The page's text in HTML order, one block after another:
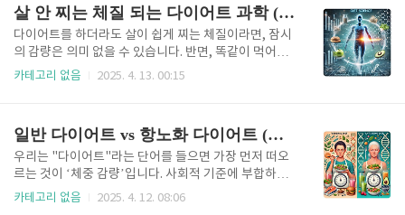
개선에 기여할 수 있는지는 명확하지 않습니다. 이 글에
서는 체질개선 보조제의 정의부터 성분 분석, 과학적 효
과, 복용 시 주의사항까지 깊이 있게 다뤄보겠습니다.보
조제의 종류와 주요 성분체질개선 보조제는 기능성 성
분이 함유된 건강기능식품으로, 대사 활성화, 지방 분해
며 소비자들을 유혹하지..
살 안 찌는 체질 되는 다이어트 과학 (핵심, 체질, 영향)
다이어트를 하더라도 살이 쉽게 찌는 체질이라면, 잠시
의 감량은 의미 없을 수 있습니다. 반면, 똑같이 먹어도
살이 잘 찌지 않는 사람들은 분명히 존재하죠. 이는 단
는 과학적으로 검증된 다이어트 방법들을 통해, 어떻게
하면 살이 잘 찌지 않는 체질로 변화할 수 있는지에 대
해 자세히 살펴보겠습니다.에너지 대사율이 핵심이다
체질 개선의 첫 번째 열쇠는 바로 에너지 대사율입니다.
우리 몸이 평상시에도 얼마나 많은 칼로리를 소비하는
카테고리 없음 2025. 4. 13. 00:15
일반 다이어트 vs 항노화 다이어트 (목표, 구성, 지속 가능성)
우리는 "다이어트"라는 단어를 들으면 가장 먼저 떠오
르는 것이 ‘체중 감량’입니다. 사회적 기준에 부합하는
몸매, 자신감을 위한 외모 개선 등의 이유로 다이어트를
카테고리 없음 2025. 4. 12. 08:06